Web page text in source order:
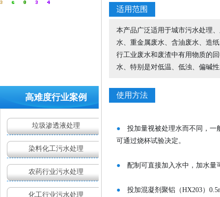
药剂效果不理想
高难度行业案例
垃圾渗透液处理
染料化工污水处理
农药行业污水处理
化工行业污水处理
适用范围
本产品广泛适用于城市污水处理
水、重金属废水、含油废水、造
行工业废水和废渣中有用物质的
水、特别是对低温、低浊、偏碱
使用方法
● 投加量视被处理水而不同，一
可通过烧杯试验决定。
● 配制可直接加入水中，加水
● 投加混凝剂聚铝（HX203）